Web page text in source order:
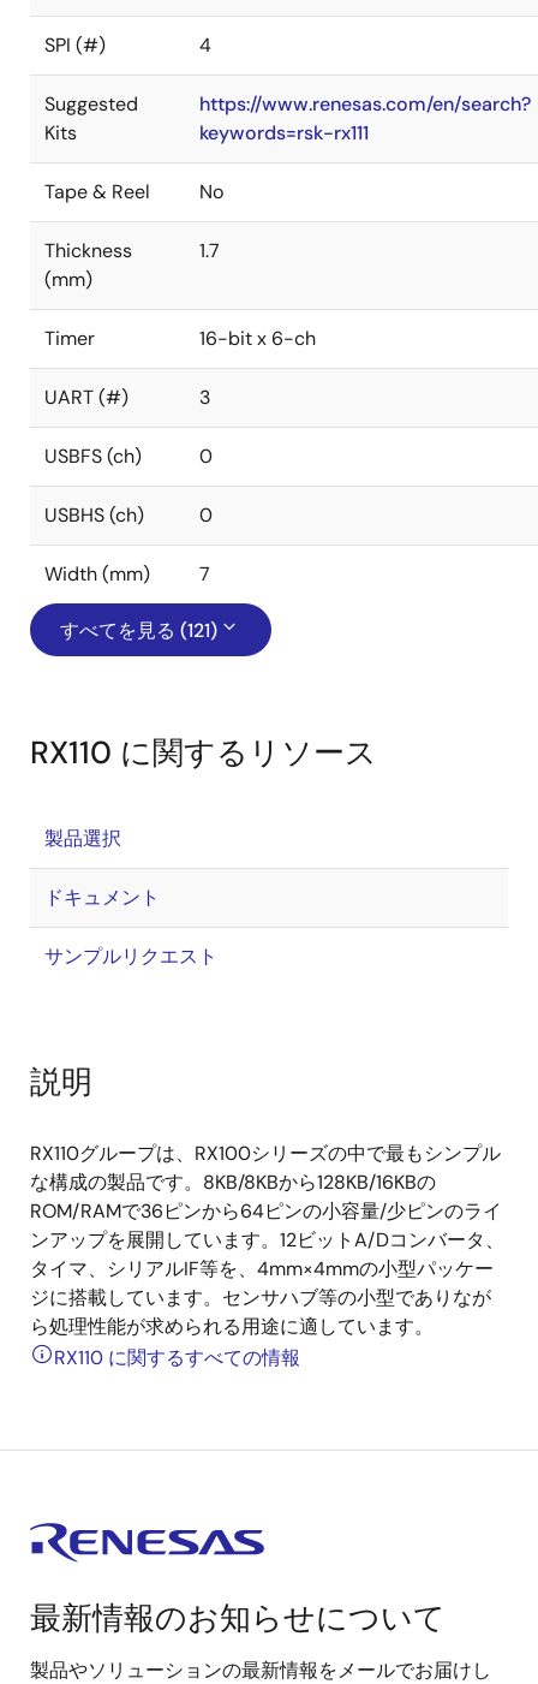
SPI (#) 4
Suggested
Kits
https://www.renesas.com/en/search?
keywords=rsk-rx111
Tape & Reel No
Thickness
(mm)
1.7
Timer 16-bit x 6-ch
UART (#) 3
USBFS (ch) 0
USBHS (ch) 0
Width (mm) 7
すべてを見る (121)
RX110 に関するリソース
製品選択
ドキュメント
サンプルリクエスト
説明
RX110グループは、RX100シリーズの中で最もシンプル
な構成の製品です。8KB/8KBから128KB/16KBの
ROM/RAMで36ピンから64ピンの小容量/少ピンのライ
ンアップを展開しています。12ビットA/Dコンバータ、
タイマ、シリアルIF等を、4mm×4mmの小型パッケー
ジに搭載しています。センサハブ等の小型でありなが
ら処理性能が求められる用途に適しています。
RX110 に関するすべての情報
最新情報のお知らせについて
製品やソリューションの最新情報をメールでお届けし